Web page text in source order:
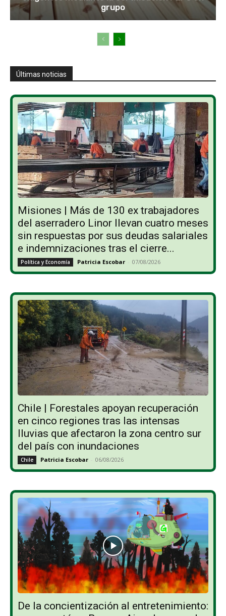
grupo
Últimas noticias
Misiones | Más de 130 ex trabajadores
del aserradero Linor llevan cuatro meses
sin respuestas por sus deudas salariales
e indemnizaciones tras el cierre...
Política y Economía Patricia Escobar - 07/08/2026
Chile | Forestales apoyan recuperación
en cinco regiones tras las intensas
lluvias que afectaron la zona centro sur
del país con inundaciones
Chile Patricia Escobar - 06/08/2026
De la concientización al entretenimiento: